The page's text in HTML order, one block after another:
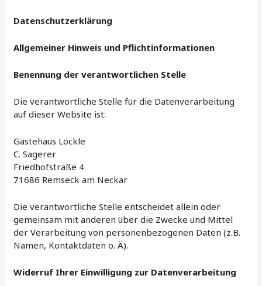
Datenschutzerklärung
Allgemeiner Hinweis und Pflichtinformationen
Benennung der verantwortlichen Stelle
Die verantwortliche Stelle für die Datenverarbeitung
auf dieser Website ist:
Gästehaus Löckle
C. Sagerer
Friedhofstraße 4
71686 Remseck am Neckar
Die verantwortliche Stelle entscheidet allein oder
gemeinsam mit anderen über die Zwecke und Mittel
der Verarbeitung von personenbezogenen Daten (z.B.
Namen, Kontaktdaten o. Ä).
Widerruf Ihrer Einwilligung zur Datenverarbeitung